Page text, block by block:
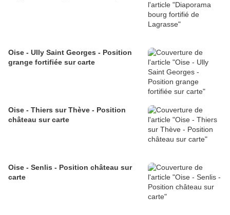
Oise - Ully Saint Georges - Position
grange fortifiée sur carte
Oise - Thiers sur Thève - Position
château sur carte
Oise - Senlis - Position château sur
carte